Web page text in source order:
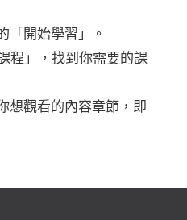
「開始學習」。
程」，找到你需要的課
想觀看的內容章節，即